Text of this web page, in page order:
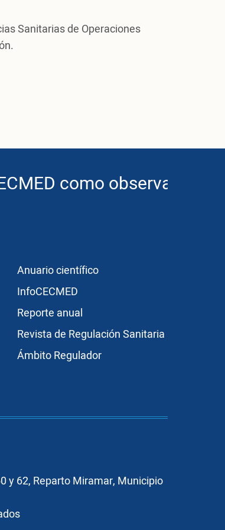
Sanitarias de Operaciones
como observador de
Publicaciones
Anuario científico
InfoCECMED
Reporte anual
Revista de Regulación Sanitaria
Ámbito Regulador
y 62, Reparto Miramar, Municipio